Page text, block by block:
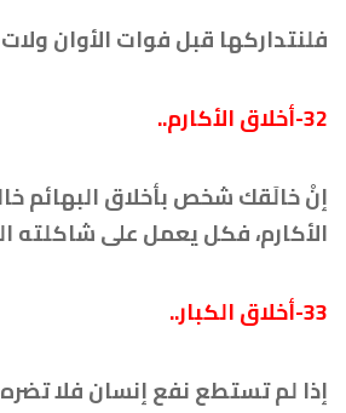
فلنتداركها قبل فوات الأوان
32-أخلاق الأكارم..
إنْ خالَقك شخص بأخلاق البهائم
الأكارم، فكل يعمل على شاكلته
33-أخلاق الكبار..
إذا لم تستطع نفع إنسان فلا